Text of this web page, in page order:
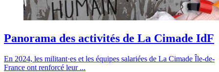
Panorama des activités de La Cimade IdF
En 2024, les militant·es et les équipes salariées de La Cimade Île-de-
France ont renforcé leur ...